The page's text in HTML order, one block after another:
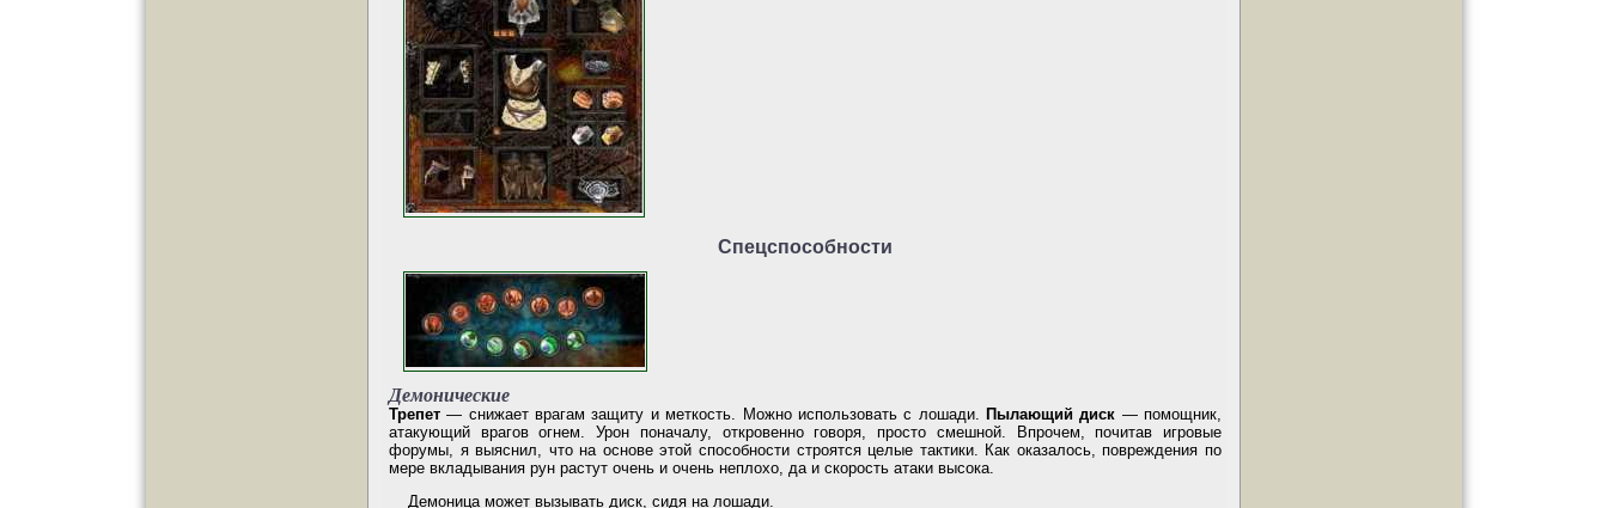
Спецспособности
Демонические
Трепет— снижает врагам защиту и меткость. Можно использовать с лошади. Пылающий диск — помощник,
атакующий врагов огнем. Урон поначалу, откровенно говоря, просто смешной. Впрочем, почитав игровые
форумы, я выяснил, что на основе этой способности строятся целые тактики. Как оказалось, повреждения по
мере вкладывания рун растут очень и очень неплохо, да и скорость атаки высока.
Демоница может вызывать диск, сидя на лошади.